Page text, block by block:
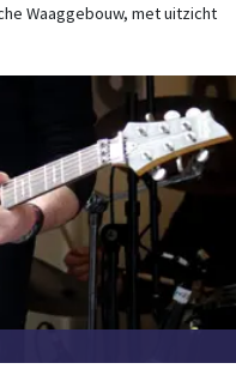
Waaggebouw, met uitzicht